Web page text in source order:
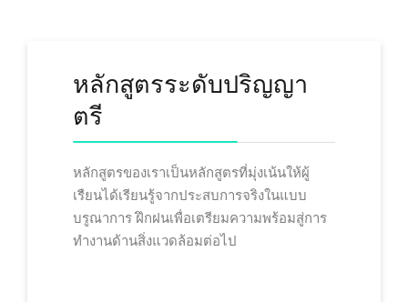
หลักสูตรระดับปริญญา
ตรี
หลักสูตรของเราเป็นหลักสูตรที่มุ่งเน้นให้ผู้
เรืยนได้เรียนรู้จากประสบการจริงในแบบ
บรูณาการ ฝึกฝนเพื่อเตรียมความพร้อมสู่การ
ทำงานด้านสิ่งแวดล้อมต่อไป